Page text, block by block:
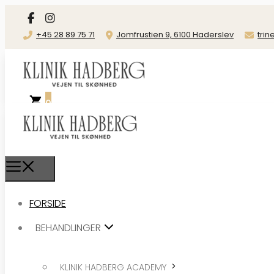
+45 28 89 75 71 Jomfrustien 9, 6100 Haderslev
0
BEHANDLINGER
KLINIK HADBERG ACADEMY
FORSIDE
BEHANDLINGER
KLINIK HADBERG ACADEMY